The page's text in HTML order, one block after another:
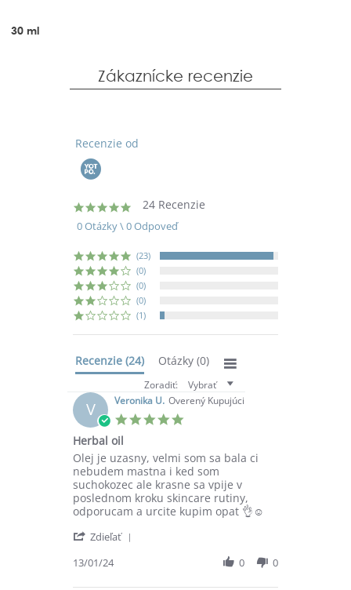
30 ml
Zákaznícke recenzie
Recenzie od
4.8
star
rating
24 Recenzie
0 Otázky \ 0 Odpoveď
(23)
(0)
(0)
(0)
(1)
Recenzie (24) Otázky (0)
Zoradiť: Vybrať
V Veronika U. Overený Kupujúci
5.0
Herbal oil
Review
by
Veronika
U.
on
Jan
review
stating
Herbal
oil
Olej je uzasny, velmi som sa bala ci
nebudem mastna i ked som
suchokozec ale krasne sa vpije v
poslednom kroku skincare rutiny,
odporucam a urcite kupim opat 👌☺️
Zdieľať
13/01/24 0 0